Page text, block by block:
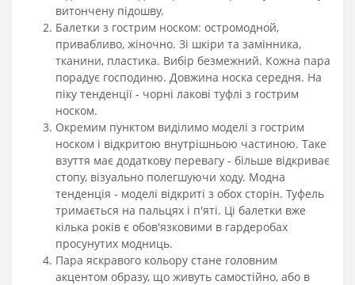
витончену підошву.
Балетки з гострим носком: остромодной,
привабливо, жіночно. Зі шкіри та замінника,
тканини, пластика. Вибір безмежний. Кожна пара
порадує господиню. Довжина носка середня. На
піку тенденції - чорні лакові туфлі з гострим
носком.
Окремим пунктом виділимо моделі з гострим
носком і відкритою внутрішньою частиною. Таке
взуття має додаткову перевагу - більше відкриває
стопу, візуально полегшуючи ходу. Модна
тенденція - моделі відкриті з обох сторін. Туфель
тримається на пальцях і п'яті. Ці балетки вже
кілька років є обов'язковими в гардеробах
просунутих модниць.
Пара яскравого кольору стане головним
акцентом образу, що живуть самостійно, або в